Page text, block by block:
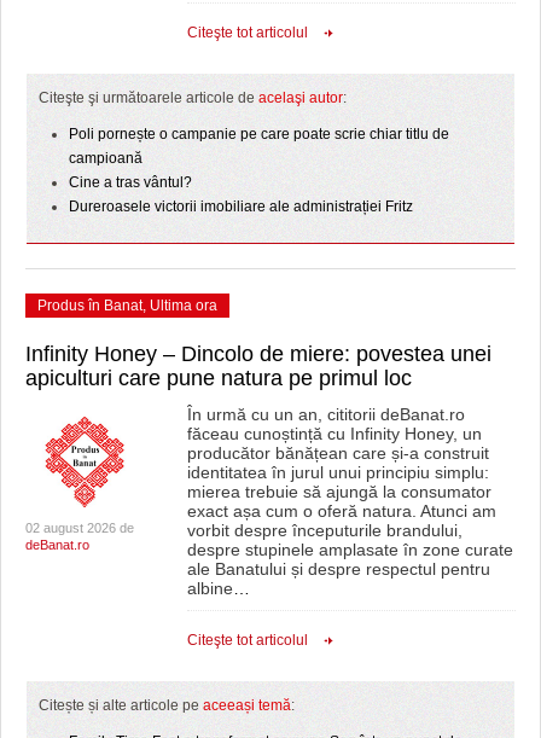
Citeşte tot articolul
Citeşte şi următoarele articole de acelaşi autor:
Poli pornește o campanie pe care poate scrie chiar titlu de
campioană
Cine a tras vântul?
Dureroasele victorii imobiliare ale administrației Fritz
Produs în Banat, Ultima ora
Infinity Honey – Dincolo de miere: povestea unei
apiculturi care pune natura pe primul loc
02 august 2026 de
deBanat.ro
În urmă cu un an, cititorii deBanat.ro
făceau cunoștință cu Infinity Honey, un
producător bănățean care și-a construit
identitatea în jurul unui principiu simplu:
mierea trebuie să ajungă la consumator
exact așa cum o oferă natura. Atunci am
vorbit despre începuturile brandului,
despre stupinele amplasate în zone curate
ale Banatului și despre respectul pentru
albine…
Citeşte tot articolul
Citește și alte articole pe aceeași temă: